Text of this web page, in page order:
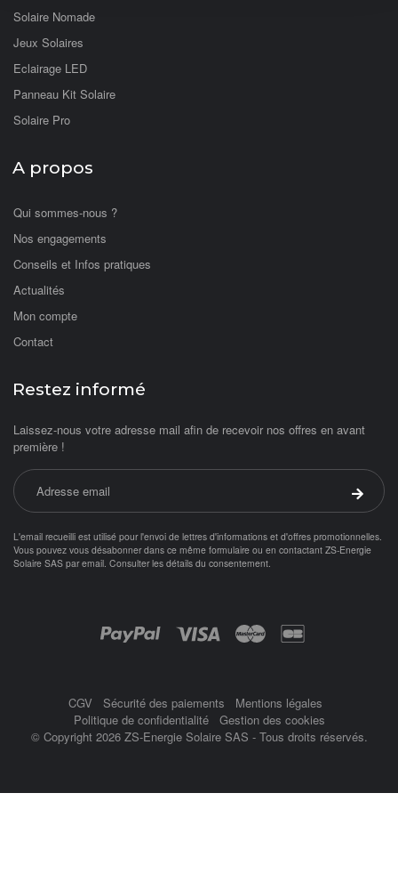
Solaire Nomade
Jeux Solaires
Eclairage LED
Panneau Kit Solaire
Solaire Pro
A propos
Qui sommes-nous ?
Nos engagements
Conseils et Infos pratiques
Actualités
Mon compte
Contact
Restez informé
Laissez-nous votre adresse mail afin de recevoir nos offres en avant
première !
Adresse email
Valider
L'email recueilli est utilisé pour l'envoi de lettres d'informations et d'offres promotionnelles.
Vous pouvez vous désabonner dans ce même formulaire ou en contactant ZS-Energie
Solaire SAS paremail Consulter les détails du consentement.
CGV Sécurité des paiements
Mentions légales
Politique de confidentialité
Gestion des cookies
© Copyright 2026 ZS-Energie Solaire SAS - Tous droits réservés.